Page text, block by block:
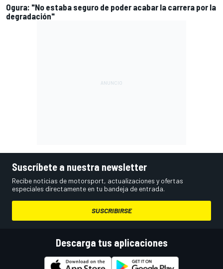
Ogura: "No estaba seguro de poder acabar la carrera por la
degradación"
Suscríbete a nuestra newsletter
Recibe noticias de motorsport, actualizaciones y ofertas
especiales directamente en tu bandeja de entrada.
SUSCRIBIRSE
Descarga tus aplicaciones